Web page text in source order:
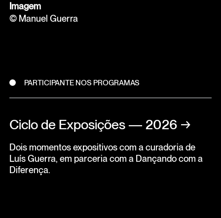
Imagem
© Manuel Guerra
PARTICIPANTE NOS PROGRAMAS
Ciclo de Exposições — 2026 →
Dois momentos expositivos com a curadoria de
Luís Guerra, em parceria com a Dançando com a
Diferença.